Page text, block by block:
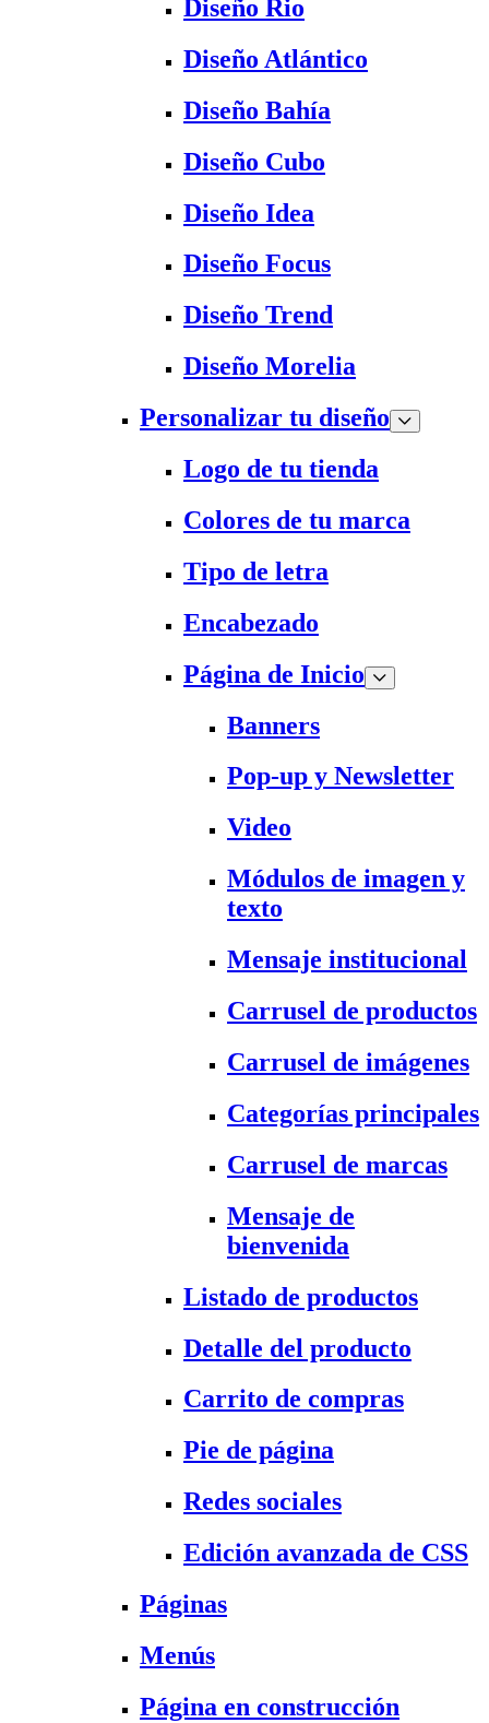
Diseño Rio
Diseño Atlántico
Diseño Bahía
Diseño Cubo
Diseño Idea
Diseño Focus
Diseño Trend
Diseño Morelia
Personalizar tu diseño
Logo de tu tienda
Colores de tu marca
Tipo de letra
Encabezado
Página de Inicio
Banners
Pop-up y Newsletter
Video
Módulos de imagen y
texto
Mensaje institucional
Carrusel de productos
Carrusel de imágenes
Categorías principales
Carrusel de marcas
Mensaje de
bienvenida
Listado de productos
Detalle del producto
Carrito de compras
Pie de página
Redes sociales
Edición avanzada de CSS
Páginas
Menús
Página en construcción